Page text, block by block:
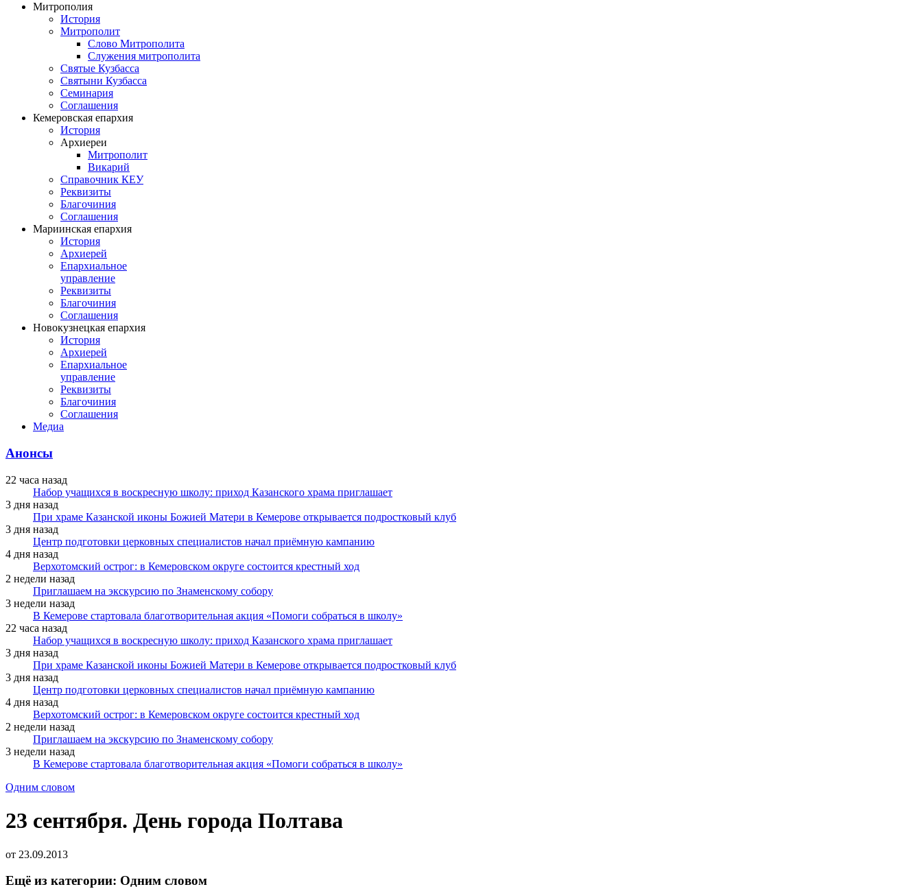
Митрополия
История
Митрополит
Слово Митрополита
Служения митрополита
Святые Кузбасса
Святыни Кузбасса
Семинария
Соглашения
Кемеровская епархия
История
Архиереи
Митрополит
Викарий
Справочник КЕУ
Реквизиты
Благочиния
Соглашения
Мариинская епархия
История
Архиерей
Епархиальное
управление
Реквизиты
Благочиния
Соглашения
Новокузнецкая епархия
История
Архиерей
Епархиальное
управление
Реквизиты
Благочиния
Соглашения
Медиа
Анонсы
22 часа назад
Набор учащихся в воскресную школу: приход Казанского храма приглашает
3 дня назад
При храме Казанской иконы Божией Матери в Кемерове открывается подростковый клуб
3 дня назад
Центр подготовки церковных специалистов начал приёмную кампанию
4 дня назад
Верхотомский острог: в Кемеровском округе состоится крестный ход
2 недели назад
Приглашаем на экскурсию по Знаменскому собору
3 недели назад
В Кемерове стартовала благотворительная акция «Помоги собраться в школу»
22 часа назад
Набор учащихся в воскресную школу: приход Казанского храма приглашает
3 дня назад
При храме Казанской иконы Божией Матери в Кемерове открывается подростковый клуб
3 дня назад
Центр подготовки церковных специалистов начал приёмную кампанию
4 дня назад
Верхотомский острог: в Кемеровском округе состоится крестный ход
2 недели назад
Приглашаем на экскурсию по Знаменскому собору
3 недели назад
В Кемерове стартовала благотворительная акция «Помоги собраться в школу»
Одним словом
23 сентября. День города Полтава
от 23.09.2013
Ещё из категории: Одним словом